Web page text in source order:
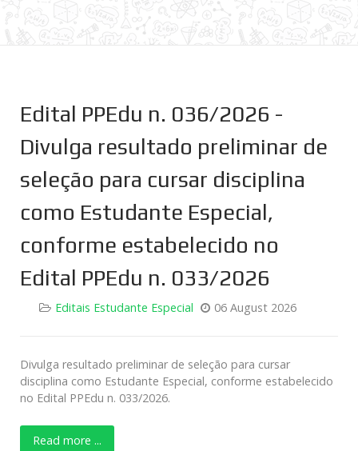
Edital PPEdu n. 036/2026 -
Divulga resultado preliminar de
seleção para cursar disciplina
como Estudante Especial,
conforme estabelecido no
Edital PPEdu n. 033/2026
Editais Estudante Especial 06 August 2026
Divulga resultado preliminar de seleção para cursar
disciplina como Estudante Especial, conforme estabelecido
no Edital PPEdu n. 033/2026.
Read more ...